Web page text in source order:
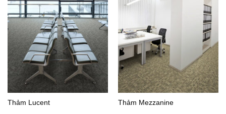
Thảm Lucent Thảm Mezzanine